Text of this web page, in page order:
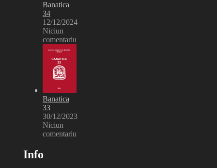
Banatica
34
12/12/2024
Niciun
comentariu
Banatica
33
30/12/2023
Niciun
comentariu
Info